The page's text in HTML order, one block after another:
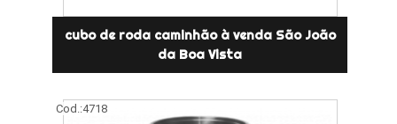
cubo de roda caminhão à venda São João
da Boa Vista
Cod.:4718